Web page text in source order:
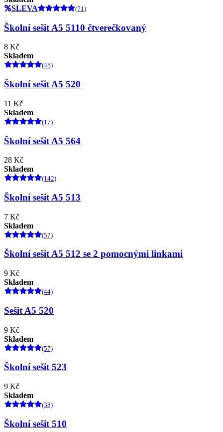
SLEVA
(71)
Školní sešit A5 5110 čtverečkovaný
8 Kč
Skladem
(45)
Školní sešit A5 520
11 Kč
Skladem
(17)
Školní sešit A5 564
28 Kč
Skladem
(142)
Školní sešit A5 513
7 Kč
Skladem
(57)
Školní sešit A5 512 se 2 pomocnými linkami
9 Kč
Skladem
(44)
Sešit A5 520
9 Kč
Skladem
(57)
Školní sešit 523
9 Kč
Skladem
(38)
Školní sešit 510